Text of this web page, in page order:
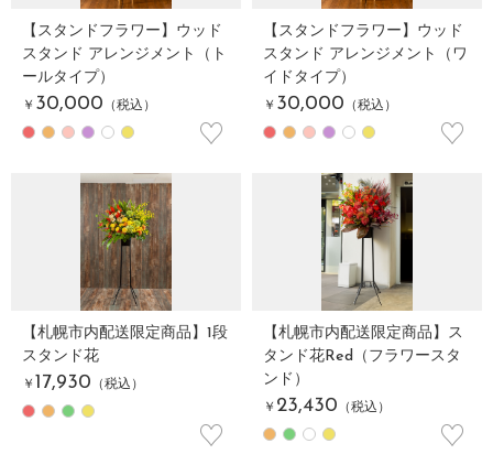
【スタンドフラワー】ウッド
スタンド アレンジメント（ト
ールタイプ）
￥ 30,000 （税込）
♡
【スタンドフラワー】ウッド
スタンド アレンジメント（ワ
イドタイプ）
￥ 30,000 （税込）
♡
【札幌市内配送限定商品】1段
スタンド花
￥ 17,930 （税込）
♡
【札幌市内配送限定商品】ス
タンド花Red（フラワースタ
ンド）
￥ 23,430 （税込）
♡